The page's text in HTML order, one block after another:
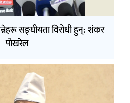
सङ्घीयता विरोधी हुन्: शंकर
पोखरेल